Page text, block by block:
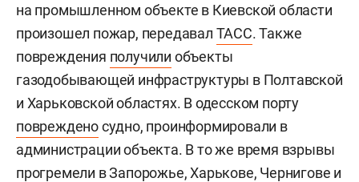
на промышленном объекте в Киевской области
произошел пожар, передавал ТАСС. Также
повреждения получили объекты
газодобывающей инфраструктуры в Полтавской
и Харьковской областях. В одесском порту
поврежденосудно, проинформировали в
администрации объекта. В то же время взрывы
прогремели в Запорожье, Харькове, Чернигове и